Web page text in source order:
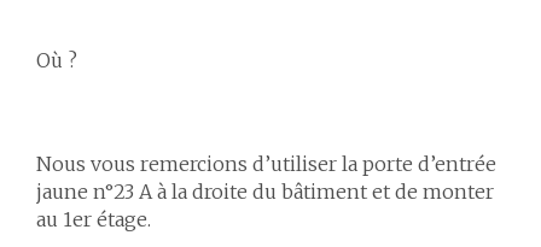
Où ?
Nous vous remercions d’utiliser la porte d’entrée
jaune n°23 A à la droite du bâtiment et de monter
au 1er étage.